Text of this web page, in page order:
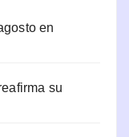
en
su